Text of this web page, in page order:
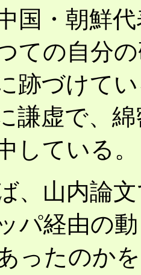
国・朝鮮
ての自分
跡づけて
謙虚で、
している。
、山内論
パ経由の
ったのか